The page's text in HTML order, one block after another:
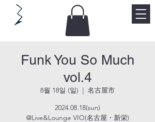
Funk You So Much
vol.4
8월 18일 (일)
  |
名古屋市
2024.08.18(sun)
@Live&Lounge VIO(名古屋・新栄)